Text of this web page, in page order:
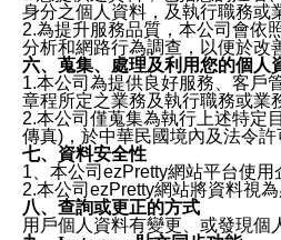
身分之個人資料，及執行職務或
2.為提升服務品質，本公司會依
分析和網路行為調查，以便於改
六、蒐集、處理及利用您的個人
1.本公司為提供良好服務、客戶
章程所定之業務及執行職務或業
2.本公司僅蒐集為執行上述特定
傳真)，於中華民國境內及法令許
七、資料安全性
1、本公司ezPretty網站平台使
2.本公司ezPretty網站將資料視
八、查詢或更正的方式
用戶個人資料有變更、或發現個